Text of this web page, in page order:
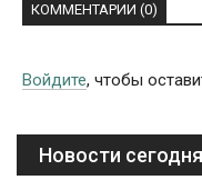
КОММЕНТАРИИ (0)
Войдите, чтобы
Новости сегодня